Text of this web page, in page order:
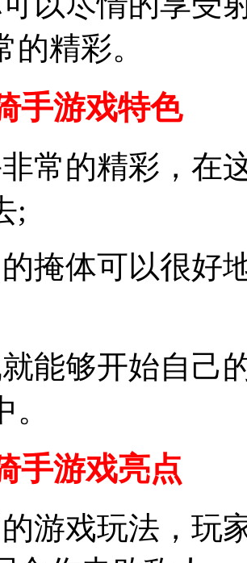
的精彩。
手游戏特色
常的精彩，在
;
掩体可以很好
能够开始自己
手游戏亮点
游戏玩法，玩